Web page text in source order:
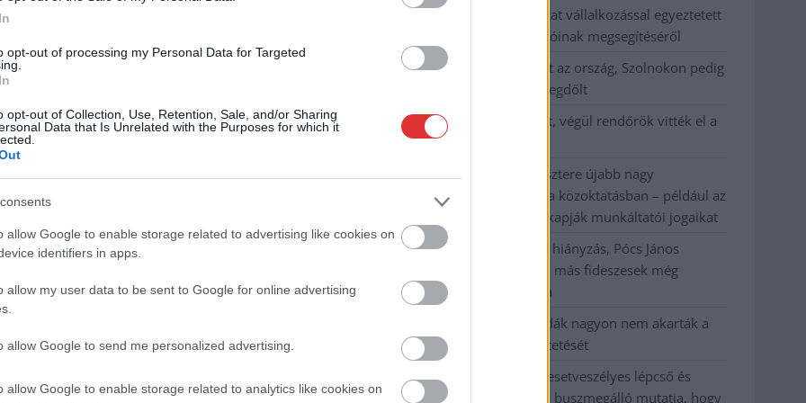
opt-out of processing my Personal Data for Targeted
opt-out of Collection, Use, Retention, Sale, and/or Sharing
Data that Is Unrelated with the Purposes for which it
allow Google to enable storage related to advertising like cookies on
identifiers in apps.
allow my user data to be sent to Google for online advertising
allow Google to send me personalized advertising.
allow Google to enable storage related to analytics like cookies on
János
kapott, más
még kevesebbet
képviselő túl
igazolatlanul a
ahhoz...
további üzemeltetését
gazdálkodók döntéséhez az
JNSZ megyei hírek
Györfi Mihály több tucat vállalkozással egyeztetett
a kerékpárgyár dolgozóinak megsegítéséről
41 fok fölé forrósodott az ország, Szolnokon pedig
egy másik rekord is megdőlt
Egy telefonhívást akart, végül rendőrök vitték el a
mezőtúri férfit
A Tisza kormány minisztere újabb nagy
változásokról döntött a közoktatásban – például az
iskolaigazgatók visszakapják munkáltatói jogaikat
Sok volt az igazolatlan hiányzás, Pócs János
fizetéslevonást kapott, más fideszesek még
kevesebbet vittek haza
A Szolnok megyei gazdák nagyon nem akarták a
JÉGER további üzemeltetését
Csendélet 5.0: alig balesetveszélyes lépcső és
remek állapotban levő buszmegálló mutatja, hogy